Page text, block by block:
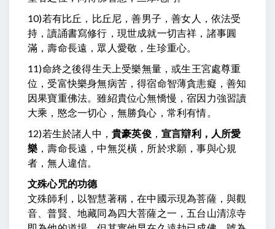
10)若有比丘，比丘尼，善男子，善女人，依法受
持，讀誦書寫修行，現世成就一切吉祥，諸事圓
滿，壽命長遠，眾人愛敬，生珍重心。
11)命終之後得生天上受樂無量，或生王宮處尊重
位，受富快樂身無病苦，得宿命智薄貪恚癡，善知
因果寶重佛法。雖紹貴位心無憍慢，宿因力強習讀
大乘，愍念一切心，無勝負心，常利有情。
12)若生於諸人中 ，貴豪英俊，宣言辯利，人所愛
樂 ，壽命長遠，中無災橫，所於求願，事與心規
者，無人違信。
文殊心咒的功德
文殊師利，以智慧著稱，在中國示現為菩薩，與觀
音、普賢、地藏同為四大菩薩之一，五台山清涼寺